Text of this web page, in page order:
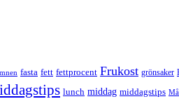
fasta fett fettprocent Frukost grönsaker
lunch middag middagstips